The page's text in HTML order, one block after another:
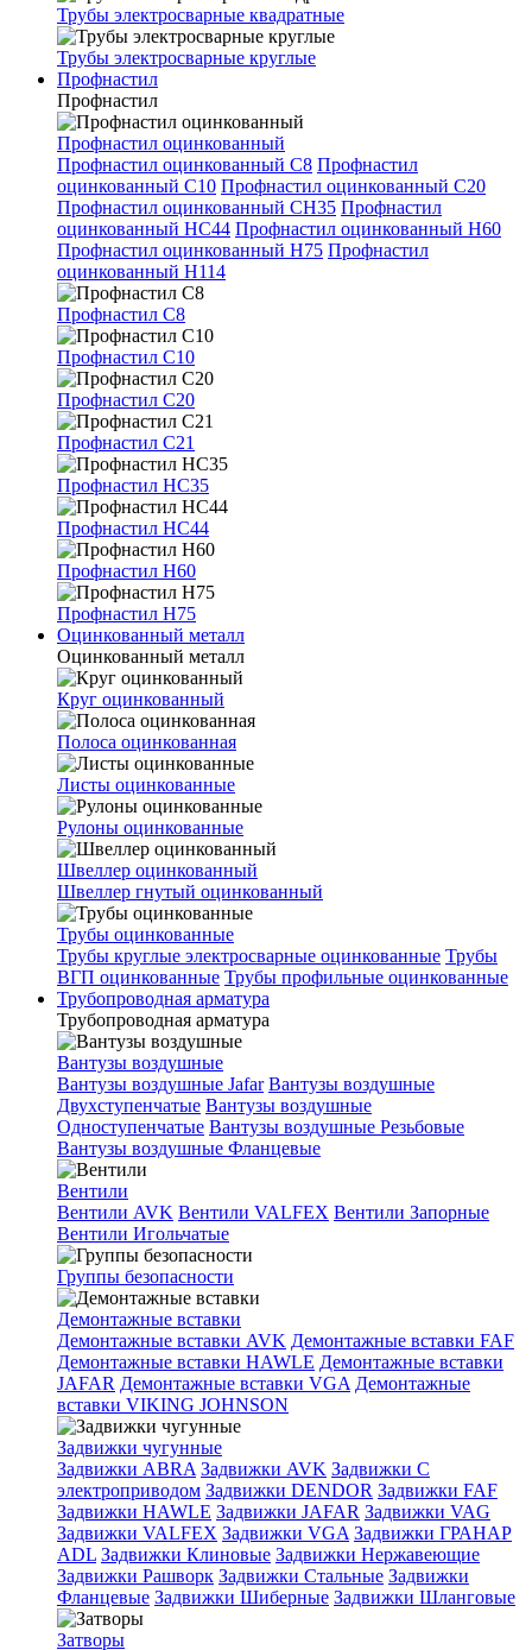
Трубы электросварные квадратные
Трубы электросварные круглые
Профнастил
Профнастил
Профнастил оцинкованный
Профнастил оцинкованный С8 Профнастил
оцинкованный С10 Профнастил оцинкованный С20
Профнастил оцинкованный СН35 Профнастил
оцинкованный НС44 Профнастил оцинкованный Н60
Профнастил оцинкованный Н75 Профнастил
оцинкованный Н114
Профнастил С8
Профнастил С10
Профнастил С20
Профнастил С21
Профнастил НС35
Профнастил НС44
Профнастил Н60
Профнастил Н75
Оцинкованный металл
Оцинкованный металл
Круг оцинкованный
Полоса оцинкованная
Листы оцинкованные
Рулоны оцинкованные
Швеллер оцинкованный
Швеллер гнутый оцинкованный
Трубы оцинкованные
Трубы круглые электросварные оцинкованные Трубы
ВГП оцинкованные Трубы профильные оцинкованные
Трубопроводная арматура
Трубопроводная арматура
Вантузы воздушные
Вантузы воздушные Jafar Вантузы воздушные
Двухступенчатые Вантузы воздушные
Одноступенчатые Вантузы воздушные Резьбовые
Вантузы воздушные Фланцевые
Вентили
Вентили AVK Вентили VALFEX Вентили Запорные
Вентили Игольчатые
Группы безопасности
Демонтажные вставки
Демонтажные вставки AVK Демонтажные вставки FAF
Демонтажные вставки HAWLE Демонтажные вставки
JAFAR Демонтажные вставки VGA Демонтажные
вставки VIKING JOHNSON
Задвижки чугунные
Задвижки ABRA Задвижки AVK Задвижки C
электроприводом Задвижки DENDOR Задвижки FAF
Задвижки HAWLE Задвижки JAFAR Задвижки VAG
Задвижки VALFEX Задвижки VGA Задвижки ГРАНАР
ADL Задвижки Клиновые Задвижки Нержавеющие
Задвижки Рашворк Задвижки Стальные Задвижки
Фланцевые Задвижки Шиберные Задвижки Шланговые
Затворы